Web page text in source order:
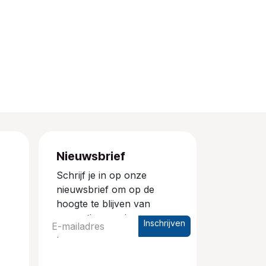
Nieuwsbrief
Schrijf je in op onze
nieuwsbrief om op de
hoogte te blijven van
promoties en nieuwe
producten.
Inschrijven